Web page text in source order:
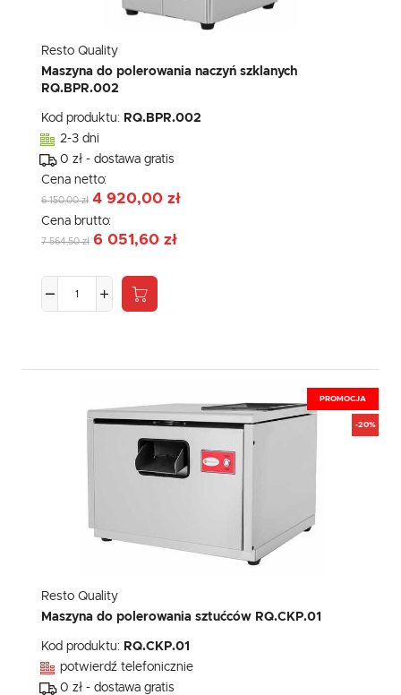
Resto Quality
Maszyna do polerowania naczyń szklanych
RQ.BPR.002
Kod produktu: RQ.BPR.002
2-3 dni
0 zł - dostawa gratis
Cena netto:
6 150,00 zł 4 920,00 zł
Cena brutto:
7 564,50 zł 6 051,60 zł
PROMOCJA
-20%
Resto Quality
Maszyna do polerowania sztućców RQ.CKP.01
Kod produktu: RQ.CKP.01
potwierdź telefonicznie
0 zł - dostawa gratis